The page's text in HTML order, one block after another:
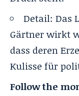
Detail: Das
Gärtner wirkt
dass deren
Kulisse für
Follow the